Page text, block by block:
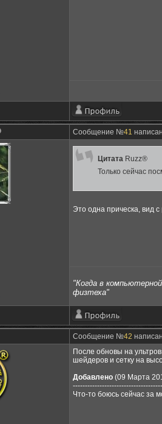
Сообщение №41
Цитата Ruzz®
Только сейчас
Это одна прическа, вид
"Когда в
физтеха"
Сообщение №42
После обновы на
шейдеров и сетку на
Добавлено (09 Марта
Что-то боюсь сейчас за